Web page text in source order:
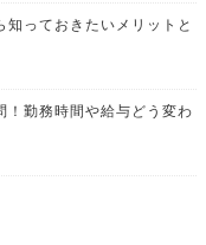
っておきたいメリットと
！勤務時間や給与どう変わ